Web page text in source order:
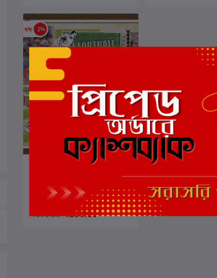
ছাড় 2%
কার্টে যোগ করুন
সৌরাংশু
₹399.00 ₹390.00